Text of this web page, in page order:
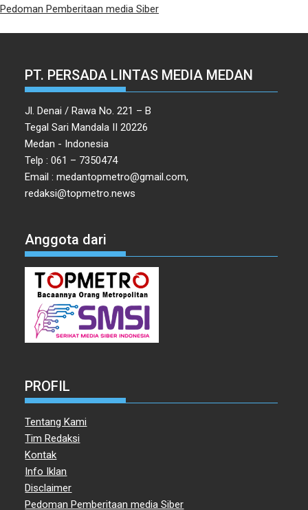
Pedoman Pemberitaan media Siber
PT. PERSADA LINTAS MEDIA MEDAN
Jl. Denai / Rawa No. 221 – B
Tegal Sari Mandala II 20226
Medan - Indonesia
Telp : 061 – 7350474
Email : medantopmetro@gmail.com,
redaksi@topmetro.news
Anggota dari
PROFIL
Tentang Kami
Tim Redaksi
Kontak
Info Iklan
Disclaimer
Pedoman Pemberitaan media Siber